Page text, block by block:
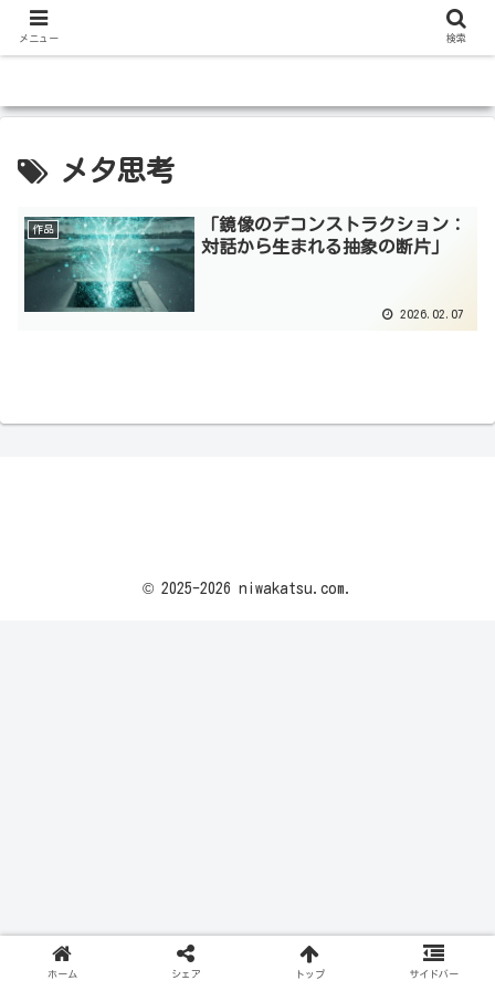
メタ思考
作品
「鏡像のデコンストラクション：
対話から生まれる抽象の断片」
2026.02.07
© 2025-2026 niwakatsu.com.
メニュー 検索
ホーム シェア トップ サイドバー